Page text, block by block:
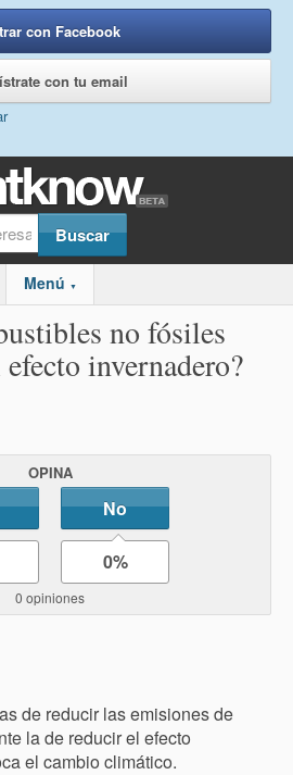
con Facebook
con tu email
Menú ▼
no fósiles
invernadero?
OPINA
No
0%
0 opiniones
de reducir las emisiones de
la de reducir el efecto
el cambio climático.